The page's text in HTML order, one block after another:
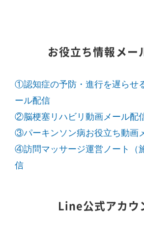
お役立ち情報メー
①認知症の予防・進行を遅らせ
ール配信
②脳梗塞リハビリ動画メール配
③パーキンソン病お役立ち動画
④訪問マッサージ運営ノート（
信
Line公式アカウ